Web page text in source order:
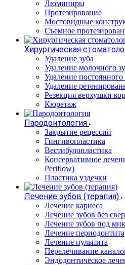
Люминиры
Протезирование
Мостовидные
Съемное
Хирургическая
Удаление зуба
Удаление молочного
Удаление постоянного
Удаление
Резекция верхушки
Кюретаж
Пародонтология
Закрытие рецессий
Гингивопластика
Вестибулопластика
Консервативное
Periflow)
Пластика уздечки
Лечение зубов (терапия)
Лечение кариеса
Лечение зубов без
Лечение зубов под
Лечение периодонтита
Лечение пульпита
Перелечивание
Эндодонтическое